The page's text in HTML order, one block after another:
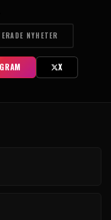
NYHETER
X